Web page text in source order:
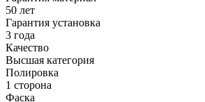
50 лет
Гарантия установка
3 года
Качество
Высшая категория
Полировка
1 сторона
Фаска